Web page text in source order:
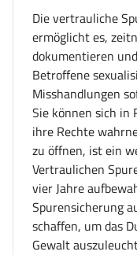
Die vertrauliche
ermöglicht es,
dokumentieren
Betroffene
Misshandlungen
Sie können sich in
ihre Rechte
zu öffnen, ist ein
Vertraulichen
vier Jahre
Spurensicherung
schaffen, um das
Gewalt